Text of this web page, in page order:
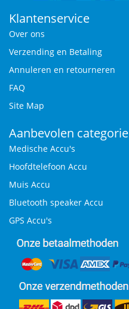
Klantenservice
Over ons
Verzending en Betaling
Annuleren en retourneren
FAQ
Site Map
Aanbevolen categorie
Medische Accu's
Hoofdtelefoon Accu
Muis Accu
Bluetooth speaker Accu
GPS Accu's